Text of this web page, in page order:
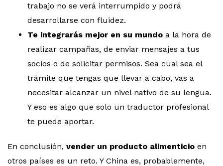
trabajo no se verá interrumpido y podrá
desarrollarse con fluidez.
Te integrarás mejor en su mundo a la hora de
realizar campañas, de enviar mensajes a tus
socios o de solicitar permisos. Sea cual sea el
trámite que tengas que llevar a cabo, vas a
necesitar alcanzar un nivel nativo de su lengua.
Y eso es algo que solo un traductor profesional
te puede aportar.
En conclusión, vender un producto alimenticio en
otros países es un reto. Y China es, probablemente,